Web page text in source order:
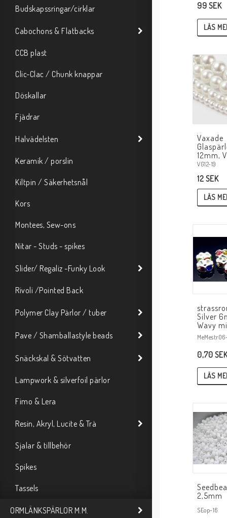
Budskapssringar/cirklar
Cabochons & Flatbacks
CCB plast
Clic-Clac / Chunk knappar
Döskallar
Fjädrar
Halvädelsten
Keramik / porslin
Kiltpin / Säkerhetsnål
Kors
Montees, Sew-ons
Nitar - Studs - spikes
Slider/ Regaliz -Funky Look
Rivoli /Pointed Back
Polymer Clay Pärlor / tuber
Pave / Shamballastyle beads
Snäckskal & Sötvatten
Lampwork & silverfoil pärlor
Fimo & Lera
Resin, Akryl, Lucite & Trä
Sjalar & tillbehör
Spikes
Tassels
ORMLÄNKSPÄRLOR M.M.
99 SEK
LÄS
Vaxade
12mm,
VG12-19
12 SEK
LÄS
Silver
Wavy
0,70 SEK
LÄS
2,5mm
SEop-16